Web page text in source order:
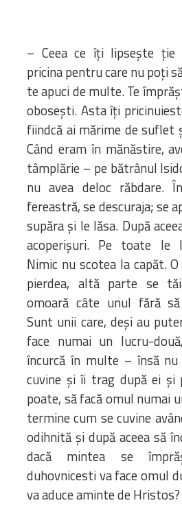
– Ceea ce îţi lipseşte ţie
pricina pentru care nu poţi
te apuci de multe. Te
oboseşti. Asta îţi
fiindcă ai mărime de suflet
Când eram în mănăstire,
tâmplărie – pe bătrânul
nu avea deloc răbdare.
fereastră, se descuraja; se
supăra şi le lăsa. După
acoperişuri. Pe toate le
Nimic nu scotea la capăt.
pierdea, altă parte se
omoară câte unul fără să
Sunt unii care, deşi au
face numai un lucru-
încurcă în multe – însă
cuvine şi îi trag după ei şi
poate, să facă omul numai
termine cum se cuvine
odihnită şi după aceea să
dacă mintea se
duhovnicesti va face omul
va aduce aminte de